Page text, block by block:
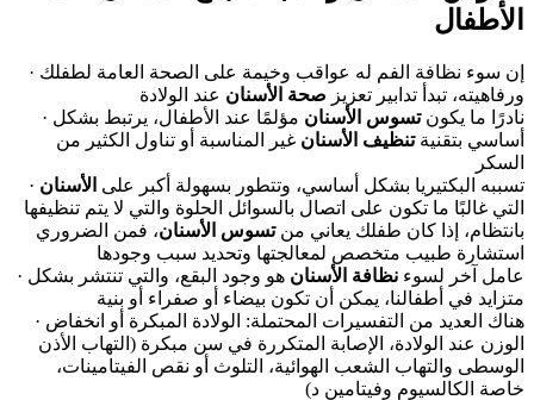
الأطفال
· إن سوء نظافة الفم له عواقب وخيمة على الصحة العامة لطفلك
ورفاهيته، تبدأ تدابير تعزيز صحة الأسنان عند الولادة
· نادرًا ما يكونتسوس الأسنان مؤلمًا عند الأطفال، يرتبط بشكل
أساسي بتقنيةتنظيف الأسنان غير المناسبة أو تناول الكثير من
السكر
· تسببه البكتيريا بشكل أساسي، وتتطور بسهولة أكبر على الأسنان
التي غالبًا ما تكون على اتصال بالسوائل الحلوة والتي لا يتم تنظيفها
بانتظام، إذا كان طفلك يعاني منتسوس الأسنان، فمن الضروري
استشارة طبيب متخصص لمعالجتها وتحديد سبب وجودها
· عامل آخر لسوء نظافة الأسنان هو وجود البقع، والتي تنتشر بشكل
متزايد في أطفالنا، يمكن أن تكون بيضاء أو صفراء أو بنية
· هناك العديد من التفسيرات المحتملة: الولادة المبكرة أو انخفاض
الوزن عند الولادة، الإصابة المتكررة في سن مبكرة (التهاب الأذن
الوسطى والتهاب الشعب الهوائية، التلوث أو نقص الفيتامينات،
خاصة الكالسيوم وفيتامين د)